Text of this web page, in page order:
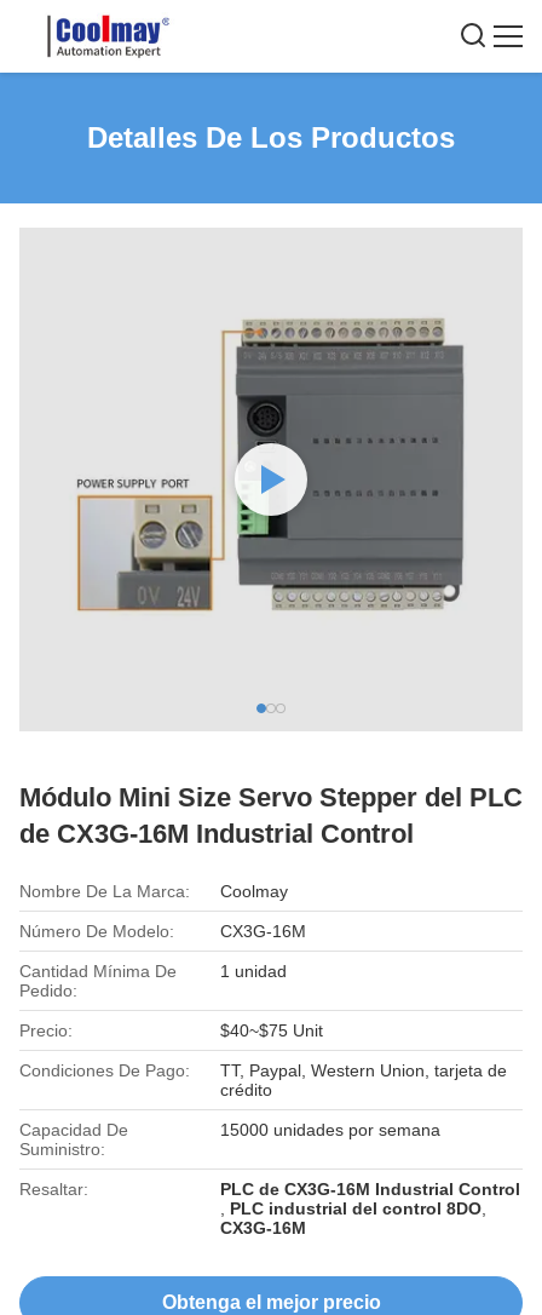
Detalles De Los Productos
Módulo Mini Size Servo Stepper del PLC
de CX3G-16M Industrial Control
Nombre De La Marca: Coolmay
Número De Modelo: CX3G-16M
Cantidad Mínima De
Pedido:
1 unidad
Precio: $40~$75 Unit
Condiciones De Pago:
TT, Paypal, Western Union, tarjeta de
crédito
Capacidad De
Suministro:
15000 unidades por semana
Resaltar:
PLC de CX3G-16M Industrial Control
PLC industrial del control 8DO
CX3G-16M
Obtenga el mejor precio